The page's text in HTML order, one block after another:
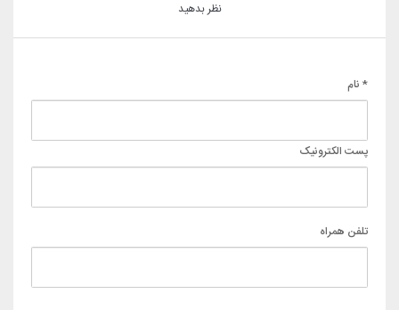
نظر بدهید
* نام
پست الکترونیک
تلفن همراه